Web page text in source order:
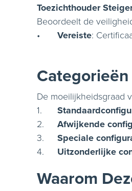
Toezichthouder
Beoordeelt de
•
Vereiste:
De moeilijkheidsgraad
1.
2.
Afwijkende
3.
Speciale
4.
Uitzonderlijke
Waarom